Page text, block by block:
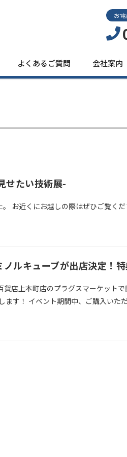
お
よくあるご質問 会社案内
せたい技術展-
お近くにお越しの際はぜひご覧くだ
ルキューブが出店決定！
店上本町店のプラグスマーケット
ます！ イベント期間中、ご購入いた